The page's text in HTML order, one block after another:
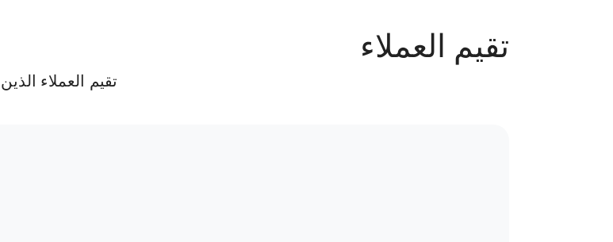
عدد الحجوزات
تقيم العملاء
تقيم العملاء